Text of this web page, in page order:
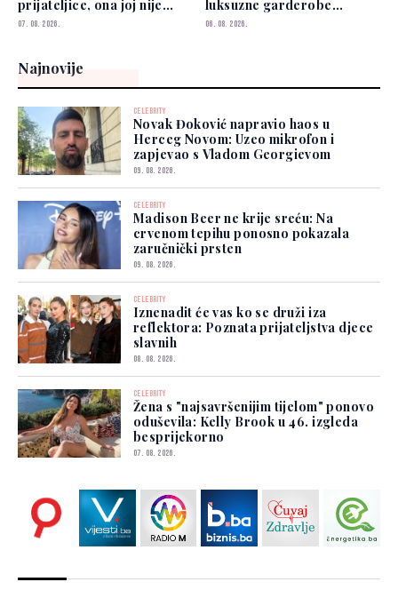
prijateljice, ona joj nije
prešutjela
07. 08. 2026.
luksuzne garderobe
vrijedne više od 50.000
06. 08. 2026.
Najnovije
CELEBRITY
Novak Đoković napravio haos u
Herceg Novom: Uzeo mikrofon i
zapjevao s Vladom Georgievom
09. 08. 2026.
CELEBRITY
Madison Beer ne krije sreću: Na
crvenom tepihu ponosno pokazala
zaručnički prsten
09. 08. 2026.
CELEBRITY
Iznenadit će vas ko se druži iza
reflektora: Poznata prijateljstva djece
slavnih
08. 08. 2026.
CELEBRITY
Žena s "najsavršenijim tijelom" ponovo
oduševila: Kelly Brook u 46. izgleda
besprijekorno
07. 08. 2026.